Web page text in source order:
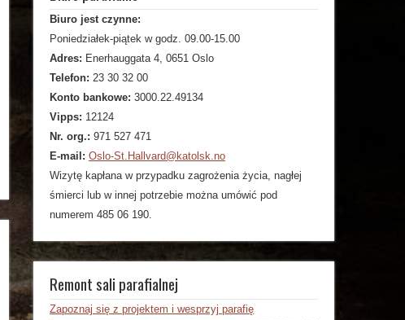
Biuro jest czynne:
Poniedziałek-piątek w godz. 09.00-15.00
Adres: Enerhauggata 4, 0651 Oslo
Telefon: 23 30 32 00
Konto bankowe: 3000.22.49134
Vipps: 12124
Nr. org.: 971 527 471
E-mail: Oslo-St.Hallvard@katolsk.no
Wizytę kapłana w przypadku zagrożenia życia, nagłej
śmierci lub w innej potrzebie można umówić pod
numerem 485 06 190.
Remont sali parafialnej
Zapoznaj się z projektem i wesprzyj parafię